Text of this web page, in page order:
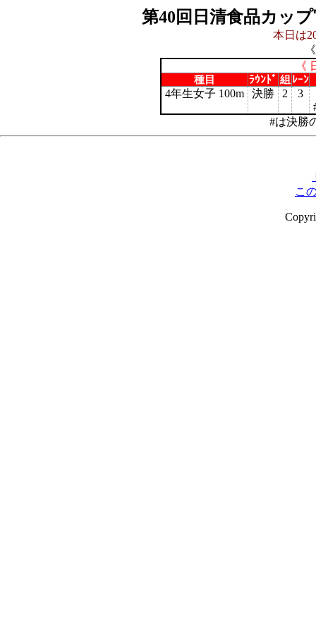
第40回日清食品カッ
本日は
《
種目 ﾗｳﾝﾄﾞ 組 ﾚｰﾝ
4年生女子 100m 決勝 2
3
#は決勝
こ